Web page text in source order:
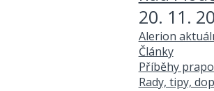
20. 11.
Alerion
Články
Příběhy
Rady, tipy,